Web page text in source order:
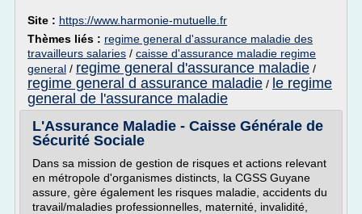
Site : https://www.harmonie-mutuelle.fr
Thèmes liés : regime general d'assurance maladie des
travailleurs salaries / caisse d'assurance maladie regime
general / regime general d'assurance maladie /
regime general d assurance maladie / le regime
general de l'assurance maladie
L'Assurance Maladie - Caisse Générale de
Sécurité Sociale
Dans sa mission de gestion de risques et actions relevant
en métropole d'organismes distincts, la CGSS Guyane
assure, gère également les risques maladie, accidents du
travail/maladies professionnelles, maternité, invalidité,